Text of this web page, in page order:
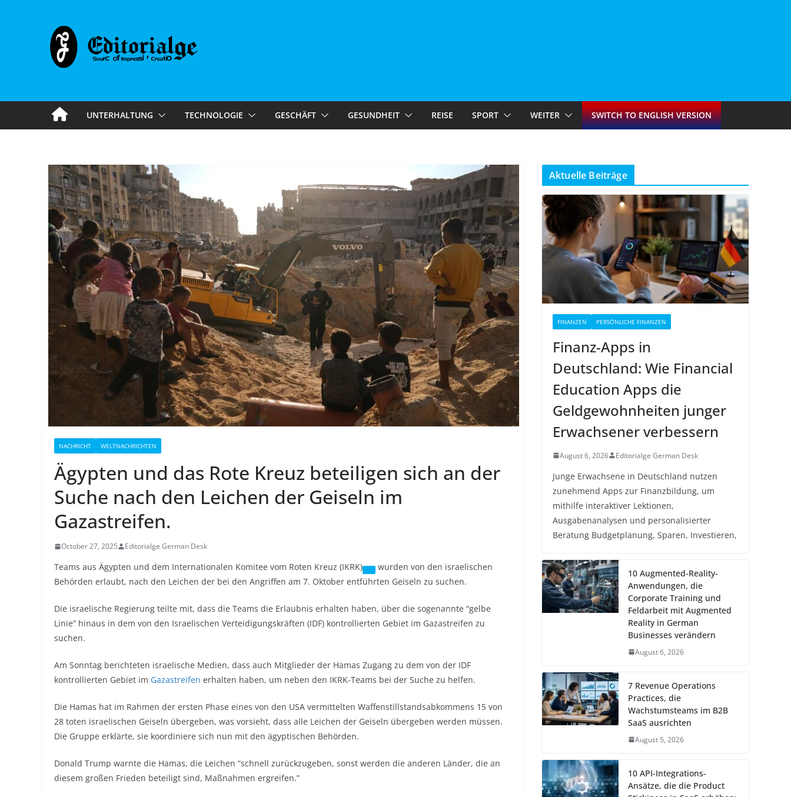
UNTERHALTUNG TECHNOLOGIE GESCHÄFT GESUNDHEIT REISE SPORT WEITER SWITCH TO ENGLISH VERSION
NACHRICHT WELTNACHRICHTEN
Ägypten und das Rote Kreuz beteiligen sich an der
Suche nach den Leichen der Geiseln im
Gazastreifen.
October 27, 2025 Editorialge German Desk
Teams aus Ägypten und dem Internationalen Komitee vom Roten Kreuz (IKRK)
wurden von den israelischen
Behörden erlaubt, nach den Leichen der bei den Angriffen am 7. Oktober entführten Geiseln zu suchen.
Die israelische Regierung teilte mit, dass die Teams die Erlaubnis erhalten haben, über die sogenannte “gelbe
Linie” hinaus in dem von den Israelischen Verteidigungskräften (IDF) kontrollierten Gebiet im Gazastreifen zu
suchen.
Am Sonntag berichteten israelische Medien, dass auch Mitglieder der Hamas Zugang zu dem von der IDF
kontrollierten Gebiet im Gazastreifen erhalten haben, um neben den IKRK-Teams bei der Suche zu helfen.
Die Hamas hat im Rahmen der ersten Phase eines von den USA vermittelten Waffenstillstandsabkommens 15 von
28 toten israelischen Geiseln übergeben, was vorsieht, dass alle Leichen der Geiseln übergeben werden müssen.
Die Gruppe erklärte, sie koordiniere sich nun mit den ägyptischen Behörden.
Donald Trump warnte die Hamas, die Leichen “schnell zurückzugeben, sonst werden die anderen Länder, die an
diesem großen Frieden beteiligt sind, Maßnahmen ergreifen.”
Aktuelle Beiträge
FINANZEN PERSÖNLICHE FINANZEN
Finanz-Apps in
Deutschland: Wie Financial
Education Apps die
Geldgewohnheiten junger
Erwachsener verbessern
August 6, 2026 Editorialge German Desk
Junge Erwachsene in Deutschland nutzen
zunehmend Apps zur Finanzbildung, um
mithilfe interaktiver Lektionen,
Ausgabenanalysen und personalisierter
Beratung Budgetplanung, Sparen, Investieren,
10 Augmented-Reality-
Anwendungen, die
Corporate Training und
Feldarbeit mit Augmented
Reality in German
Businesses verändern
August 6, 2026
7 Revenue Operations
Practices, die
Wachstumsteams im B2B
SaaS ausrichten
August 5, 2026
10 API-Integrations-
Ansätze, die die Product